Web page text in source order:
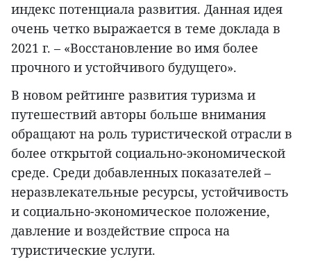
индекс потенциала развития. Данная идея
очень четко выражается в теме доклада в
2021 г. – «Восстановление во имя более
прочного и устойчивого будущего».
В новом рейтинге развития туризма и
путешествий авторы больше внимания
обращают на роль туристической отрасли в
более открытой социально-экономической
среде. Среди добавленных показателей –
неразвлекательные ресурсы, устойчивость
и социально-экономическое положение,
давление и воздействие спроса на
туристические услуги.